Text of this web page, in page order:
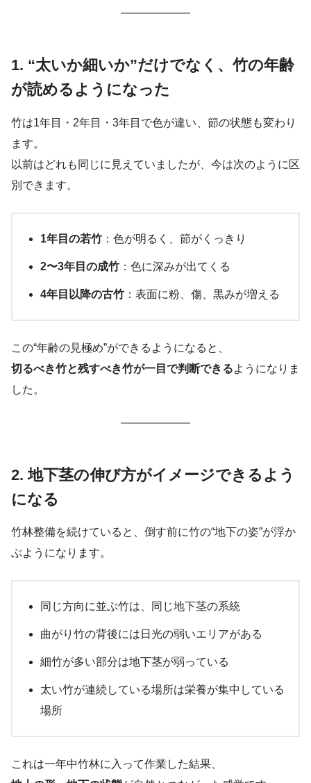
1. “太いか細いか”だけでなく、竹の年齢
が読めるようになった
竹は1年目・2年目・3年目で色が違い、節の状態も変わり
ます。
以前はどれも同じに見えていましたが、今は次のように区
別できます。
1年目の若竹 ：色が明るく、節がくっきり
2〜3年目の成竹 ：色に深みが出てくる
4年目以降の古竹 ：表面に粉、傷、黒みが増える
この“年齢の見極め”ができるようになると、
切るべき竹と残すべき竹が一目で判断できるようになりま
した。
2. 地下茎の伸び方がイメージできるよう
になる
竹林整備を続けていると、倒す前に竹の“地下の姿”が浮か
ぶようになります。
同じ方向に並ぶ竹は、同じ地下茎の系統
曲がり竹の背後には日光の弱いエリアがある
細竹が多い部分は地下茎が弱っている
太い竹が連続している場所は栄養が集中している
場所
これは一年中竹林に入って作業した結果、